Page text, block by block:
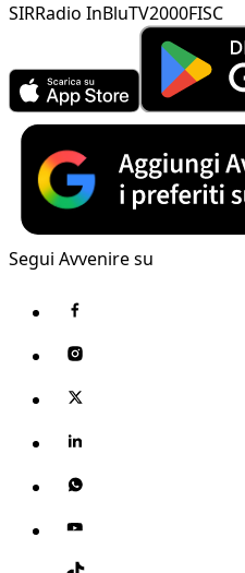
SIRRadio InBluTV2000FISC
Segui Avvenire su